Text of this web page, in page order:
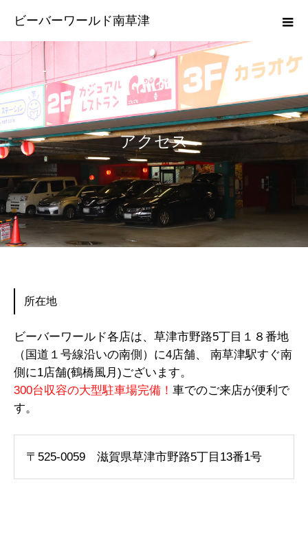
ビーバーワールド南草津
アクセス
所在地
ビーバーワールド各店は、草津市野路5丁目１８番地
（国道１号線沿いの南側）に4店舗、 南草津駅すぐ南
側に1店舗(鶴橋風月)ございます。
300台収容の大型駐車場完備！ 車でのご来店が便利で
す。
〒525-0059 滋賀県草津市野路5丁目13番1号